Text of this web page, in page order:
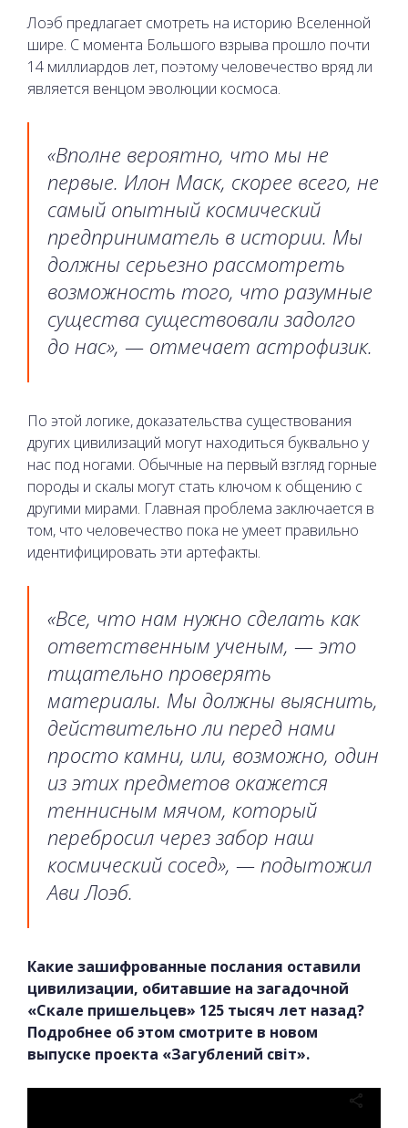
Лоэб предлагает смотреть на историю Вселенной
шире. С момента Большого взрыва прошло почти
14 миллиардов лет, поэтому человечество вряд ли
является венцом эволюции космоса.
«Вполне вероятно, что мы не
первые. Илон Маск, скорее всего, не
самый опытный космический
предприниматель в истории. Мы
должны серьезно рассмотреть
возможность того, что разумные
существа существовали задолго
до нас», — отмечает астрофизик.
По этой логике, доказательства существования
других цивилизаций могут находиться буквально у
нас под ногами. Обычные на первый взгляд горные
породы и скалы могут стать ключом к общению с
другими мирами. Главная проблема заключается в
том, что человечество пока не умеет правильно
идентифицировать эти артефакты.
«Все, что нам нужно сделать как
ответственным ученым, — это
тщательно проверять
материалы. Мы должны выяснить,
действительно ли перед нами
просто камни, или, возможно, один
из этих предметов окажется
теннисным мячом, который
перебросил через забор наш
космический сосед», — подытожил
Ави Лоэб.
Какие зашифрованные послания оставили
цивилизации, обитавшие на загадочной
«Скале пришельцев» 125 тысяч лет назад?
Подробнее об этом смотрите в новом
выпуске проекта «Загублений світ».